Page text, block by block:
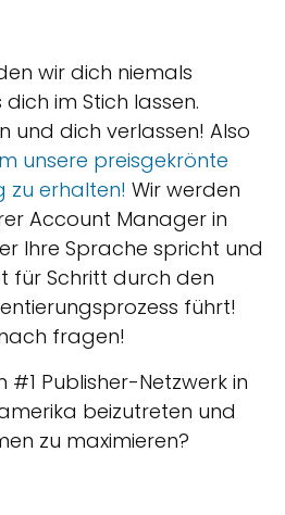
wir dich niemals
im Stich lassen.
und dich verlassen! Also
unsere preisgekrönte
zu erhalten! Wir werden
Account Manager in
Ihre Sprache spricht und
für Schritt durch den
führt!
fragen!
#1 Publisher-Netzwerk in
beizutreten und
zu maximieren?